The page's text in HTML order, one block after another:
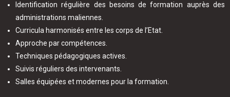
Identification régulière des besoins de formation auprès des
administrations maliennes.
Curricula harmonisés entre les corps de l’Etat.
Approche par compétences.
Techniques pédagogiques actives.
Suivis réguliers des intervenants.
Salles équipées et modernes pour la formation.